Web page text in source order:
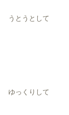
うとうとして
ゆっくりして